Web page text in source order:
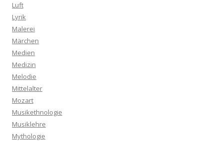
Luft
Lyrik
Malerei
Märchen
Medien
Medizin
Melodie
Mittelalter
Mozart
Musikethnologie
Musiklehre
Mythologie